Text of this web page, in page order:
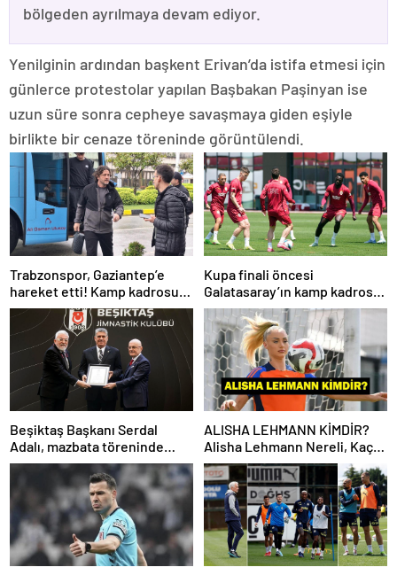
bölgeden ayrılmaya devam ediyor.
Yenilginin ardından başkent Erivan’da istifa etmesi için
günlerce protestolar yapılan Başbakan Paşinyan ise
uzun süre sonra cepheye savaşmaya giden eşiyle
birlikte bir cenaze töreninde görüntülendi.
Trabzonspor, Gaziantep’e
hareket etti! Kamp kadrosu
açıklandı…
Kupa finali öncesi
Galatasaray’ın kamp kadrosu
belli oldu!
Beşiktaş Başkanı Serdal
Adalı, mazbata töreninde
konuştu: Gün istikrar
ALISHA LEHMANN KİMDİR?
Alisha Lehmann Nereli, Kaç
Yaşında, Hangi Takımda
Oynuyor?